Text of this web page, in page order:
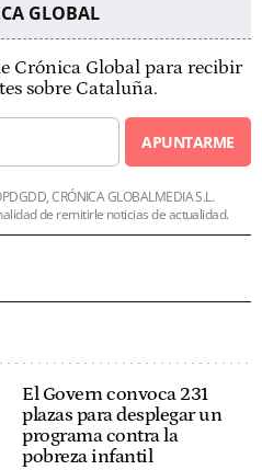
GLOBAL
Crónica Global para recibir
sobre Cataluña.
APUNTARME
CRÓNICA GLOBALMEDIA S.L.
de remitirle noticias de actualidad.
El Govern convoca
231 plazas para
desplegar un
programa contra la